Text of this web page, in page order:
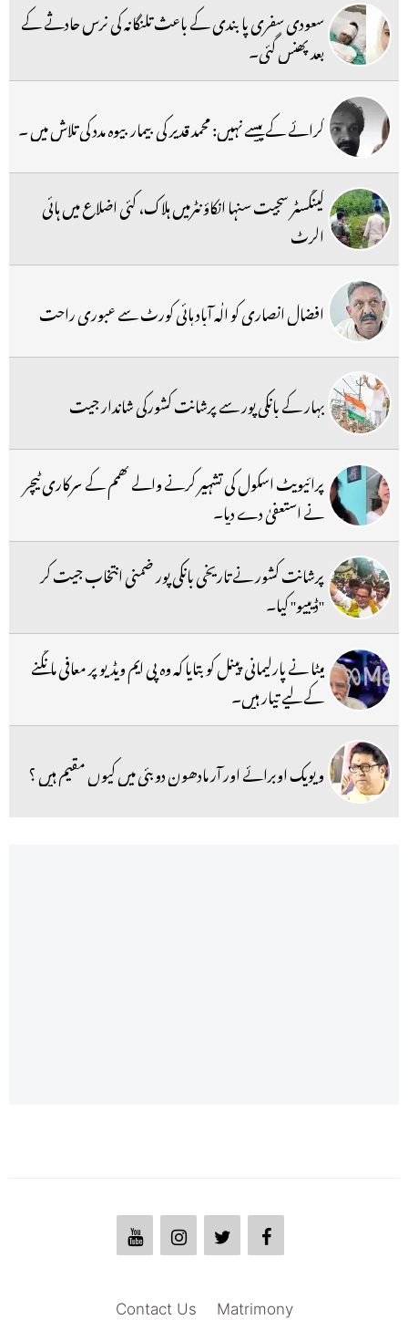
سعودی سفری پابندی کے باعث تلنگانہ کی نرس حادثے کے
بعد پھنس گئی۔
کرائے کے پیسے نہیں: محمد قدیر کی بیمار بیوہ مدد کی تلاش میں ۔
گینگسٹر سجیت سنہا انکاؤنٹرمیں ہلاک، کئی اضلاع میں ہائی
الرٹ
افضال انصاری کو الٰہ آباد ہائی کورٹ سے عبوری راحت
بہار کے بانکی پور سے پرشانت کشورکی شاندار جیت
پرائیویٹ اسکول کی تشہیر کرنے والے کھمم کے سرکاری ٹیچر
نے استعفیٰ دے دیا۔
پرشانت کشور نے تاریخی بانکی پور ضمنی انتخاب جیت کر
''ڈیبیو'' کیا۔
میٹا نے پارلیمانی پینل کو بتایا کہ وہ پی ایم ویڈیو پر معافی مانگنے
کے لیے تیار ہیں۔
ویویک اوبرائے اور آر مادھون دوبئی میں کیوں مقیم ہیں ؟
Matrimony
Contact Us